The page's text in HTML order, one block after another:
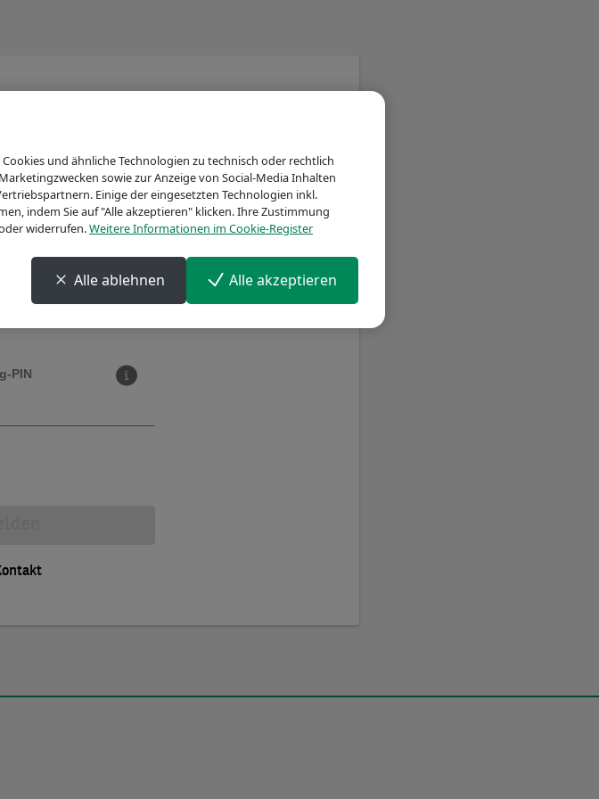
PIN
und ähnliche Technologien zu technisch oder rechtlich
sowie zur Anzeige von Social-Media Inhalten
Einige der eingesetzten Technologien inkl.
indem Sie auf "Alle akzeptieren" klicken. Ihre Zustimmung
widerrufen.Weitere Informationen im Cookie-Register
Alle ablehnen Alle akzeptieren